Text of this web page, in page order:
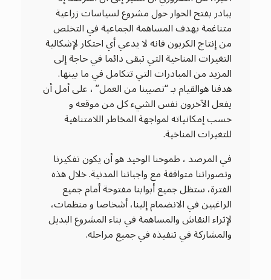
يبادر بفتح الحوار حول مشروع لسياسات زراعية
متناغمة بهدف المساهمة الجماعية في التخلص
من إنتاج الكربون فانه لا يدعي أي احتكار لإشكالية
التغيرات المناخية التي تبقى دائما في حاجة إلى
المزيد من المبادرات التي تتكامل في ما بينها.
هدفنا هوالقيام بـ “نصيبنا من العمل” ، على أمل أن
يفعل الآخرون نفس الشيء كل من موقعه و
حسب إمكانياته لمواجهة المخاطر اللامتناهية
للتغيرات المناخية.
في المرصد ، طموحنا الوحيد هو أن يكون تفكيرنا
وتصوراتنا متوافقة مع واجباتنا المدنية. خلال هذه
الفترة، ستظل جميع أبوابنا مفتوحة أمام جميع
الراغبين في الانضمام إلينا، أشخاصا و منظمات،
لإثراء النقاش والمساهمة في بناء المشروع البديل
والمشاركة في تنفيذه في جميع مراحله.